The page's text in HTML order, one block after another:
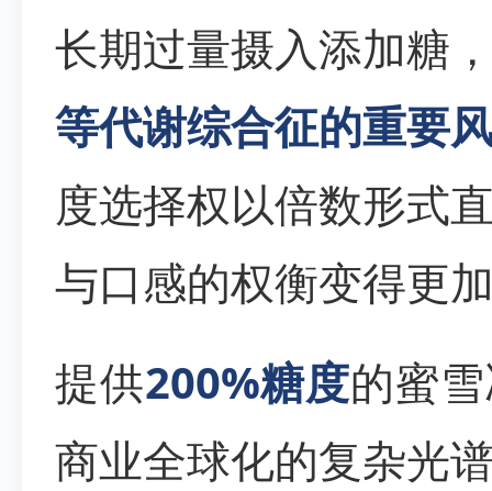
长期过量摄入添加糖
等代谢综合征的重要
度选择权以倍数形式
与口感的权衡变得更
提供200%糖度的蜜
商业全球化的复杂光